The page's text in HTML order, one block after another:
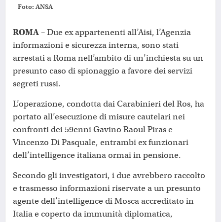
Foto: ANSA
ROMA– Due ex appartenenti all’Aisi, l’Agenzia
informazioni e sicurezza interna, sono stati
arrestati a Roma nell’ambito di un’inchiesta su un
presunto caso di spionaggio a favore dei servizi
segreti russi.
L’operazione, condotta dai Carabinieri del Ros, ha
portato all’esecuzione di misure cautelari nei
confronti dei 59enni Gavino Raoul Piras e
Vincenzo Di Pasquale, entrambi ex funzionari
dell’intelligence italiana ormai in pensione.
Secondo gli investigatori, i due avrebbero raccolto
e trasmesso informazioni riservate a un presunto
agente dell’intelligence di Mosca accreditato in
Italia e coperto da immunità diplomatica,